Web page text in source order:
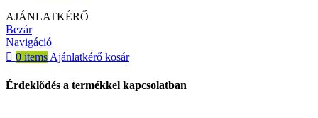
AJÁNLATKÉRŐ
Bezár
Navigáció
0 items Ajánlatkérő kosár
Érdeklődés a termékkel kapcsolatban